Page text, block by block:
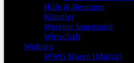
Hilfe & Beratung
Künstler
Warener Innenstadt
Wirtschaft
Wohnen
WWG Waren (Müritz)